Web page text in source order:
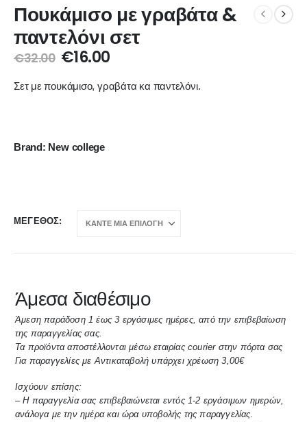
Πουκάμισο με γραβάτα &
παντελόνι σετ
€32.00 €16.00
Σετ με πουκάμισο, γραβάτα κα παντελόνι.
Brand: New college
ΜΈΓΕΘΟΣ
Άμεσα διαθέσιμο
Άμεση παράδοση 1 έως 3 εργάσιμες ημέρες, από την επιβεβαίωση
της παραγγελίας σας.
Τα προϊόντα αποστέλλονται μέσω εταιρίας courier στην πόρτα σας
Για παραγγελίες με Αντικαταβολή υπάρχει χρέωση 3,00€
Ισχύουν επίσης:
– Η παραγγελία σας επιβεβαιώνεται εντός 1-2 εργάσιμων ημερών,
ανάλογα με την ημέρα και ώρα υποβολής της παραγγελίας.